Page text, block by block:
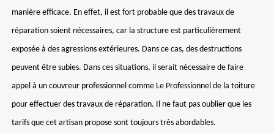
manière efficace. En effet, il est fort probable que des travaux de
réparation soient nécessaires, car la structure est particulièrement
exposée à des agressions extérieures. Dans ce cas, des destructions
peuvent être subies. Dans ces situations, il serait nécessaire de faire
appel à un couvreur professionnel comme Le Professionnel de la toiture
pour effectuer des travaux de réparation. Il ne faut pas oublier que les
tarifs que cet artisan propose sont toujours très abordables.